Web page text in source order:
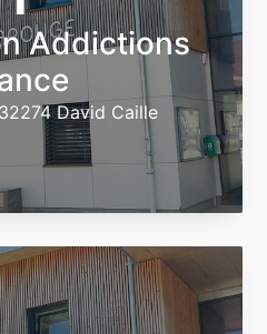
Addictions
David Caille